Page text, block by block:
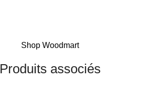
Shop Woodmart
Produits associés